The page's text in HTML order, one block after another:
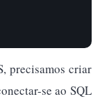
precisamos criar
se ao SQL